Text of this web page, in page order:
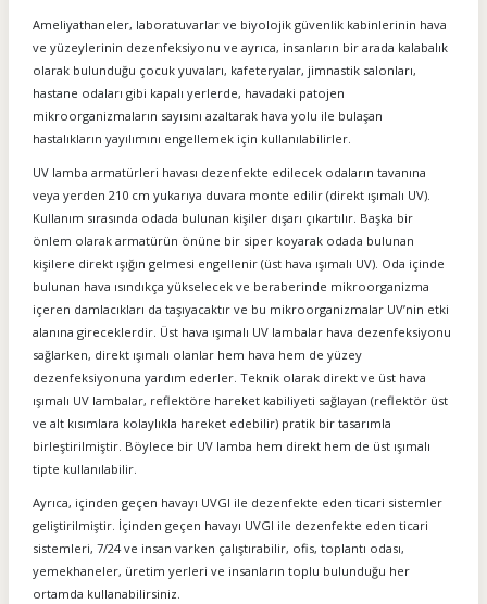
Ameliyathaneler, laboratuvarlar ve biyolojik güvenlik kabinlerinin hava
ve yüzeylerinin dezenfeksiyonu ve ayrıca, insanların bir arada kalabalık
olarak bulunduğu çocuk yuvaları, kafeteryalar, jimnastik salonları,
hastane odaları gibi kapalı yerlerde, havadaki patojen
mikroorganizmaların sayısını azaltarak hava yolu ile bulaşan
hastalıkların yayılımını engellemek için kullanılabilirler.
UV lamba armatürleri havası dezenfekte edilecek odaların tavanına
veya yerden 210 cm yukarıya duvara monte edilir (direkt ışımalı UV).
Kullanım sırasında odada bulunan kişiler dışarı çıkartılır. Başka bir
önlem olarak armatürün önüne bir siper koyarak odada bulunan
kişilere direkt ışığın gelmesi engellenir (üst hava ışımalı UV). Oda içinde
bulunan hava ısındıkça yükselecek ve beraberinde mikroorganizma
içeren damlacıkları da taşıyacaktır ve bu mikroorganizmalar UV’nin etki
alanına gireceklerdir. Üst hava ışımalı UV lambalar hava dezenfeksiyonu
sağlarken, direkt ışımalı olanlar hem hava hem de yüzey
dezenfeksiyonuna yardım ederler. Teknik olarak direkt ve üst hava
ışımalı UV lambalar, reflektöre hareket kabiliyeti sağlayan (reflektör üst
ve alt kısımlara kolaylıkla hareket edebilir) pratik bir tasarımla
birleştirilmiştir. Böylece bir UV lamba hem direkt hem de üst ışımalı
tipte kullanılabilir.
Ayrıca, içinden geçen havayı UVGI ile dezenfekte eden ticari sistemler
geliştirilmiştir. İçinden geçen havayı UVGI ile dezenfekte eden ticari
sistemleri, 7/24 ve insan varken çalıştırabilir, ofis, toplantı odası,
yemekhaneler, üretim yerleri ve insanların toplu bulunduğu her
ortamda kullanabilirsiniz.